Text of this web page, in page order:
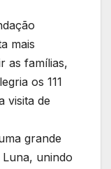
mais
as famílias,
os 111
visita de
grande
unindo